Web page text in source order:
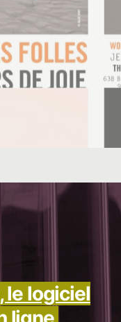
le logiciel